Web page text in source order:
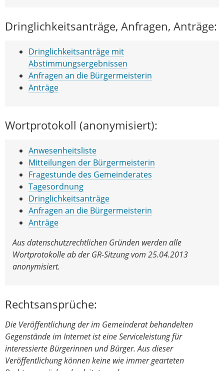
Dringlichkeitsanträge, Anfragen, Anträge:
Dringlichkeitsanträge mit
Abstimmungsergebnissen
Anfragen an die Bürgermeisterin
Anträge
Wortprotokoll (anonymisiert):
Anwesenheitsliste
Mitteilungen der Bürgermeisterin
Fragestunde des Gemeinderates
Tagesordnung
Dringlichkeitsanträge
Anfragen an die Bürgermeisterin
Anträge
Aus datenschutzrechtlichen Gründen werden alle
Wortprotokolle ab der GR-Sitzung vom 25.04.2013
anonymisiert.
Rechtsansprüche:
Die Veröffentlichung der im Gemeinderat behandelten
Gegenstände im Internet ist eine Serviceleistung für
interessierte Bürgerinnen und Bürger. Aus dieser
Veröffentlichung können keine wie immer gearteten